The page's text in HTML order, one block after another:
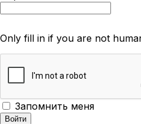
Only fill in if you are not
Запомнить меня